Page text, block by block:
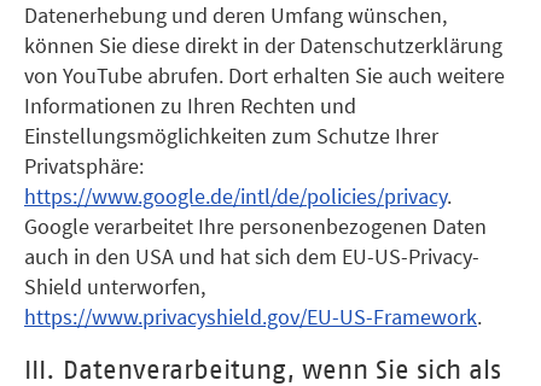
Datenerhebung und deren Umfang wünschen,
können Sie diese direkt in der Datenschutzerklärung
von YouTube abrufen. Dort erhalten Sie auch weitere
Informationen zu Ihren Rechten und
Einstellungsmöglichkeiten zum Schutze Ihrer
Privatsphäre:
https://www.google.de/intl/de/policies/privacy.
Google verarbeitet Ihre personenbezogenen Daten
auch in den USA und hat sich dem EU-US-Privacy-
Shield unterworfen,
https://www.privacyshield.gov/EU-US-Framework.
III. Datenverarbeitung, wenn Sie sich als